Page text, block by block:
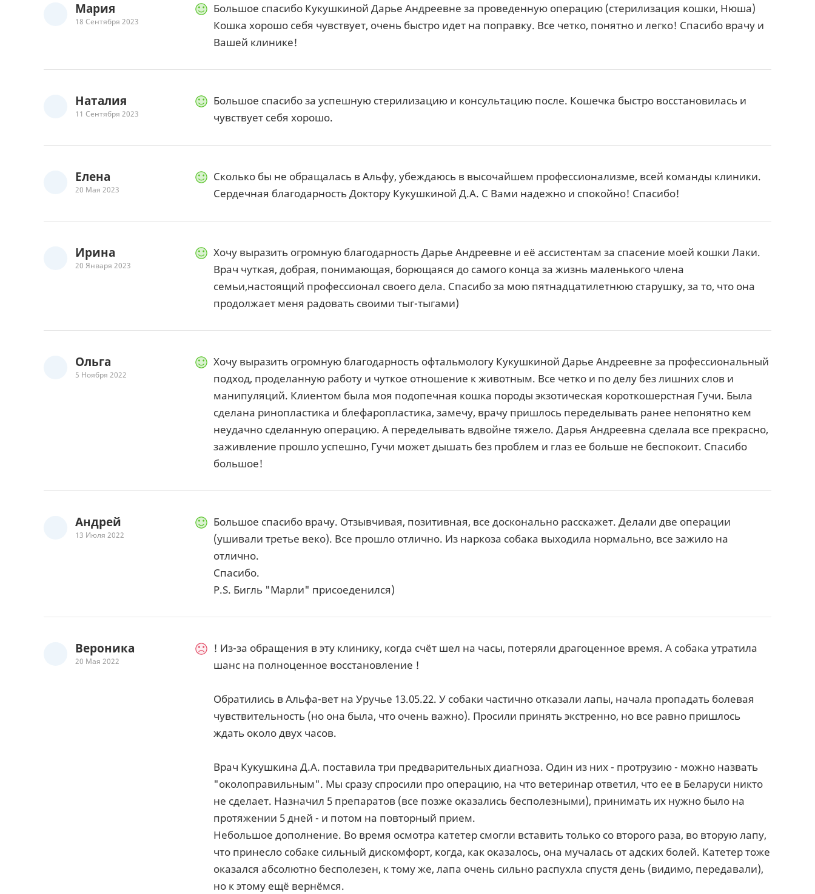
Мария
18 Сентября 2023
Большое спасибо Кукушкиной Дарье Андреевне за проведенную операцию (стерилизация кошки, Нюша)
Кошка хорошо себя чувствует, очень быстро идет на поправку. Все четко, понятно и легко! Спасибо врачу и
Вашей клинике!
Наталия
11 Сентября 2023
Большое спасибо за успешную стерилизацию и консультацию после. Кошечка быстро восстановилась и
чувствует себя хорошо.
Елена
20 Мая 2023
Сколько бы не обращалась в Альфу, убеждаюсь в высочайшем профессионализме, всей команды клиники.
Сердечная благодарность Доктору Кукушкиной Д.А. С Вами надежно и спокойно! Спасибо!
Ирина
20 Января 2023
Хочу выразить огромную благодарность Дарье Андреевне и её ассистентам за спасение моей кошки Лаки.
Врач чуткая, добрая, понимающая, борющаяся до самого конца за жизнь маленького члена
семьи,настоящий профессионал своего дела. Спасибо за мою пятнадцатилетнюю старушку, за то, что она
продолжает меня радовать своими тыг-тыгами)
Ольга
5 Ноября 2022
Хочу выразить огромную благодарность офтальмологу Кукушкиной Дарье Андреевне за профессиональный
подход, проделанную работу и чуткое отношение к животным. Все четко и по делу без лишних слов и
манипуляций. Клиентом была моя подопечная кошка породы экзотическая короткошерстная Гучи. Была
сделана ринопластика и блефаропластика, замечу, врачу пришлось переделывать ранее непонятно кем
неудачно сделанную операцию. А переделывать вдвойне тяжело. Дарья Андреевна сделала все прекрасно,
заживление прошло успешно, Гучи может дышать без проблем и глаз ее больше не беспокоит. Спасибо
большое!
Андрей
13 Июля 2022
Большое спасибо врачу. Отзывчивая, позитивная, все досконально расскажет. Делали две операции
(ушивали третье веко). Все прошло отлично. Из наркоза собака выходила нормально, все зажило на
отлично.
Спасибо.
P.S. Бигль "Марли" присоеденился)
Вероника
20 Мая 2022
! Из-за обращения в эту клинику, когда счёт шел на часы, потеряли драгоценное время. А собака утратила
шанс на полноценное восстановление !
Обратились в Альфа-вет на Уручье 13.05.22. У собаки частично отказали лапы, начала пропадать болевая
чувствительность (но она была, что очень важно). Просили принять экстренно, но все равно пришлось
ждать около двух часов.
Врач Кукушкина Д.А. поставила три предварительных диагноза. Один из них - протрузию - можно назвать
"околоправильным". Мы сразу спросили про операцию, на что ветеринар ответил, что ее в Беларуси никто
не сделает. Назначил 5 препаратов (все позже оказались бесполезными), принимать их нужно было на
протяжении 5 дней - и потом на повторный прием.
Небольшое дополнение. Во время осмотра катетер смогли вставить только со второго раза, во вторую лапу,
что принесло собаке сильный дискомфорт, когда, как оказалось, она мучалась от адских болей. Катетер тоже
оказался абсолютно бесполезен, к тому же, лапа очень сильно распухла спустя день (видимо, передавали),
но к этому ещё вернёмся.